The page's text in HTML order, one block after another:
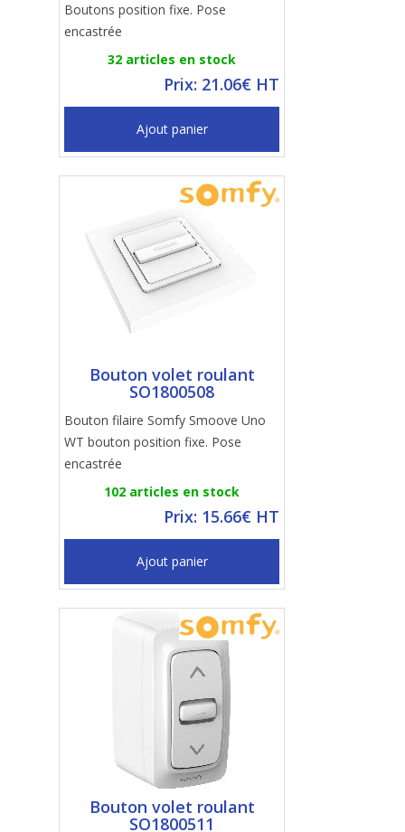
Boutons position fixe. Pose
encastrée
32 articles en stock
Prix: 21.06€ HT
Ajout panier
Bouton volet roulant
SO1800508
Bouton filaire Somfy Smoove Uno
WT bouton position fixe. Pose
encastrée
102 articles en stock
Prix: 15.66€ HT
Ajout panier
Bouton volet roulant
SO1800511